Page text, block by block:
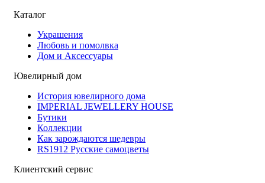
Каталог
Украшения
Любовь и помолвка
Дом и Аксессуары
Ювелирный дом
История ювелирного дома
IMPERIAL JEWELLERY HOUSE
Бутики
Коллекции
Как зарождаются шедевры
RS1912 Русские самоцветы
Клиентский сервис